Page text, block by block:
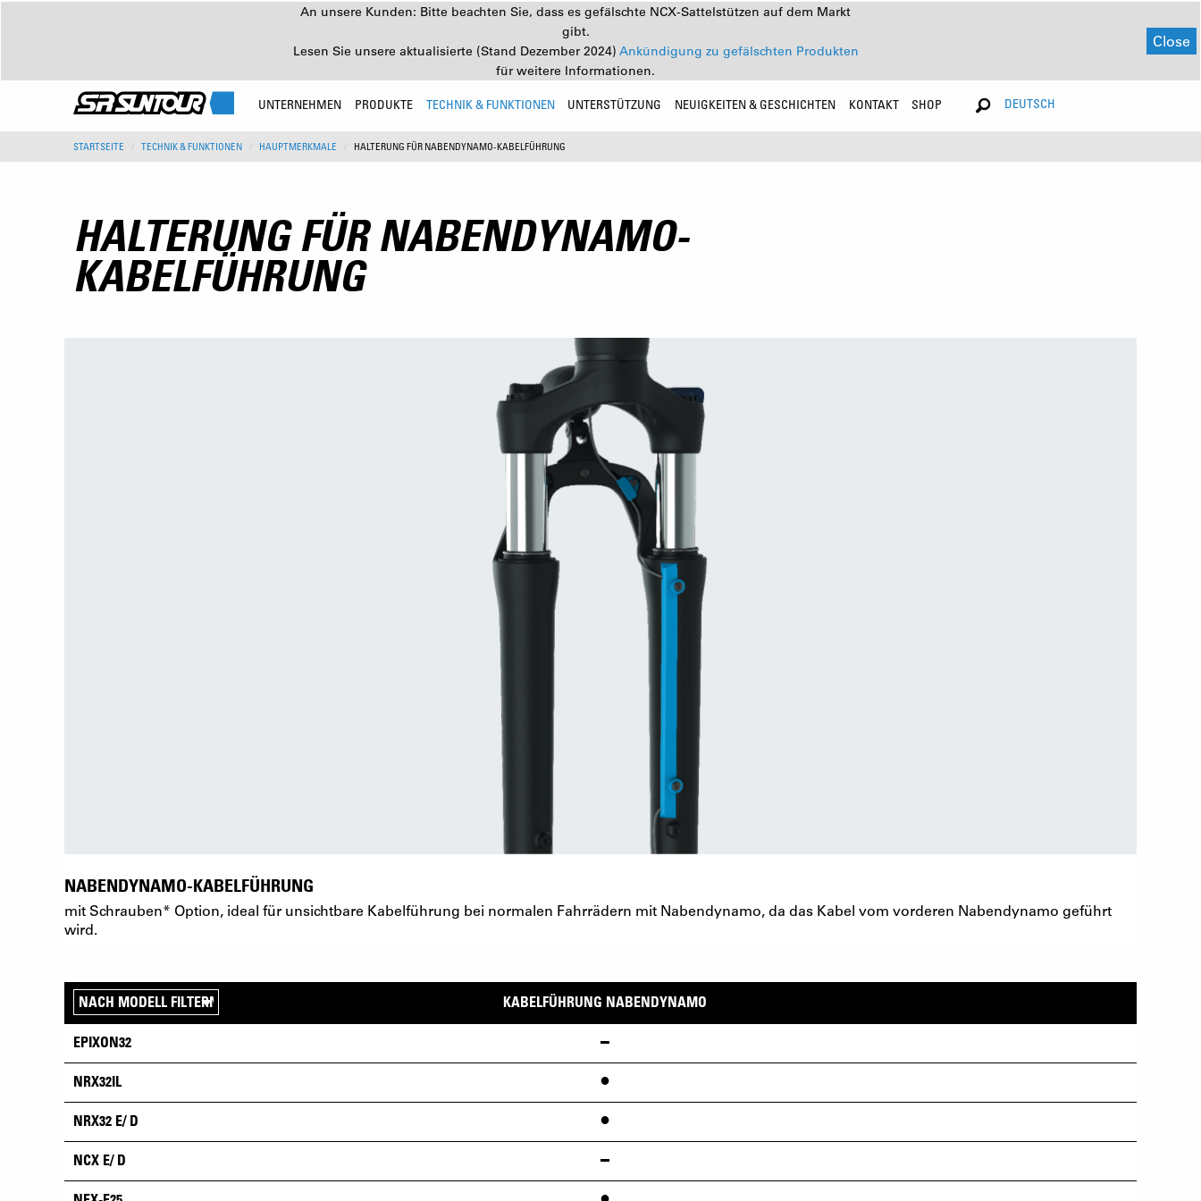
An unsere Kunden: Bitte beachten Sie, dass es gefälschte NCX-Sattelstützen auf dem Markt
gibt.
Lesen Sie unsere aktualisierte (Stand Dezember 2024) Ankündigung zu gefälschten Produkten
für weitere Informationen.
Close
UNTERNEHMEN PRODUKTE TECHNIK & FUNKTIONEN UNTERSTÜTZUNG NEUIGKEITEN & GESCHICHTEN KONTAKT SHOP DEUTSCH
STARTSEITE TECHNIK & FUNKTIONEN HAUPTMERKMALE HALTERUNG FÜR NABENDYNAMO-KABELFÜHRUNG
HALTERUNG FÜR NABENDYNAMO-
KABELFÜHRUNG
NABENDYNAMO-KABELFÜHRUNG
mit Schrauben* Option, ideal für unsichtbare Kabelführung bei normalen Fahrrädern mit Nabendynamo, da das Kabel vom vorderen Nabendynamo geführt
wird.
KABELFÜHRUNG NABENDYNAMO
EPIXON32
NRX32IL •
NRX32 E/ D •
NCX E/ D